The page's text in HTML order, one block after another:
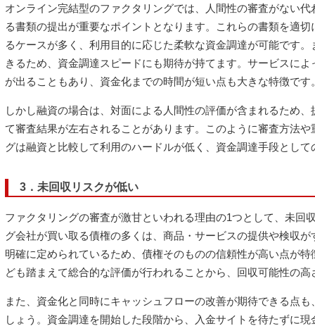
オンライン完結型のファクタリングでは、人間性の審査がない
る書類の提出が重要なポイントとなります。これらの書類を適
るケースが多く、利用目的に応じた柔軟な資金調達が可能です
きるため、資金調達スピードにも期待が持てます。サービスに
が出ることもあり、資金化までの時間が短い点も大きな特徴です
しかし融資の場合は、対面による人間性の評価が含まれるため
て審査結果が左右されることがあります。このように審査方法
グは融資と比較して利用のハードルが低く、資金調達手段とし
3．未回収リスクが低い
ファクタリングの審査が激甘といわれる理由の1つとして、未回
グ会社が買い取る債権の多くは、商品・サービスの提供や検収
明確に定められているため、債権そのものの信頼性が高い点が
ども踏まえて総合的な評価が行われることから、回収可能性の
また、資金化と同時にキャッシュフローの改善が期待できる点
しょう。資金調達を開始した段階から、入金サイトを待たずに